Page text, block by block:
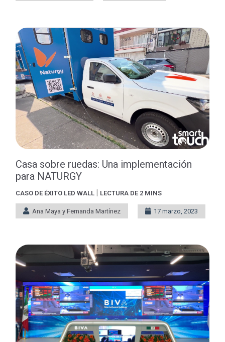
Casa sobre ruedas: Una implementación
para NATURGY
CASO DE ÉXITO LED WALL | LECTURA DE 2 MINS
Ana Maya y Fernanda Martínez 17 marzo, 2023